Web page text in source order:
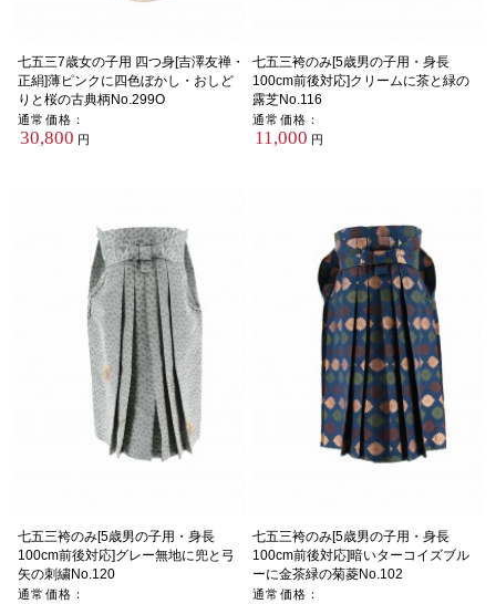
七五三7歳女の子用 四つ身[吉澤友禅・
正絹]薄ピンクに四色ぼかし・おしど
りと桜の古典柄No.299O
通常価格：
30,800 円
七五三袴のみ[5歳男の子用・身長
100cm前後対応]クリームに茶と緑の
露芝No.116
通常価格：
11,000 円
七五三袴のみ[5歳男の子用・身長
100cm前後対応]グレー無地に兜と弓
矢の刺繍No.120
通常価格：
七五三袴のみ[5歳男の子用・身長
100cm前後対応]暗いターコイズブル
ーに金茶緑の菊菱No.102
通常価格：